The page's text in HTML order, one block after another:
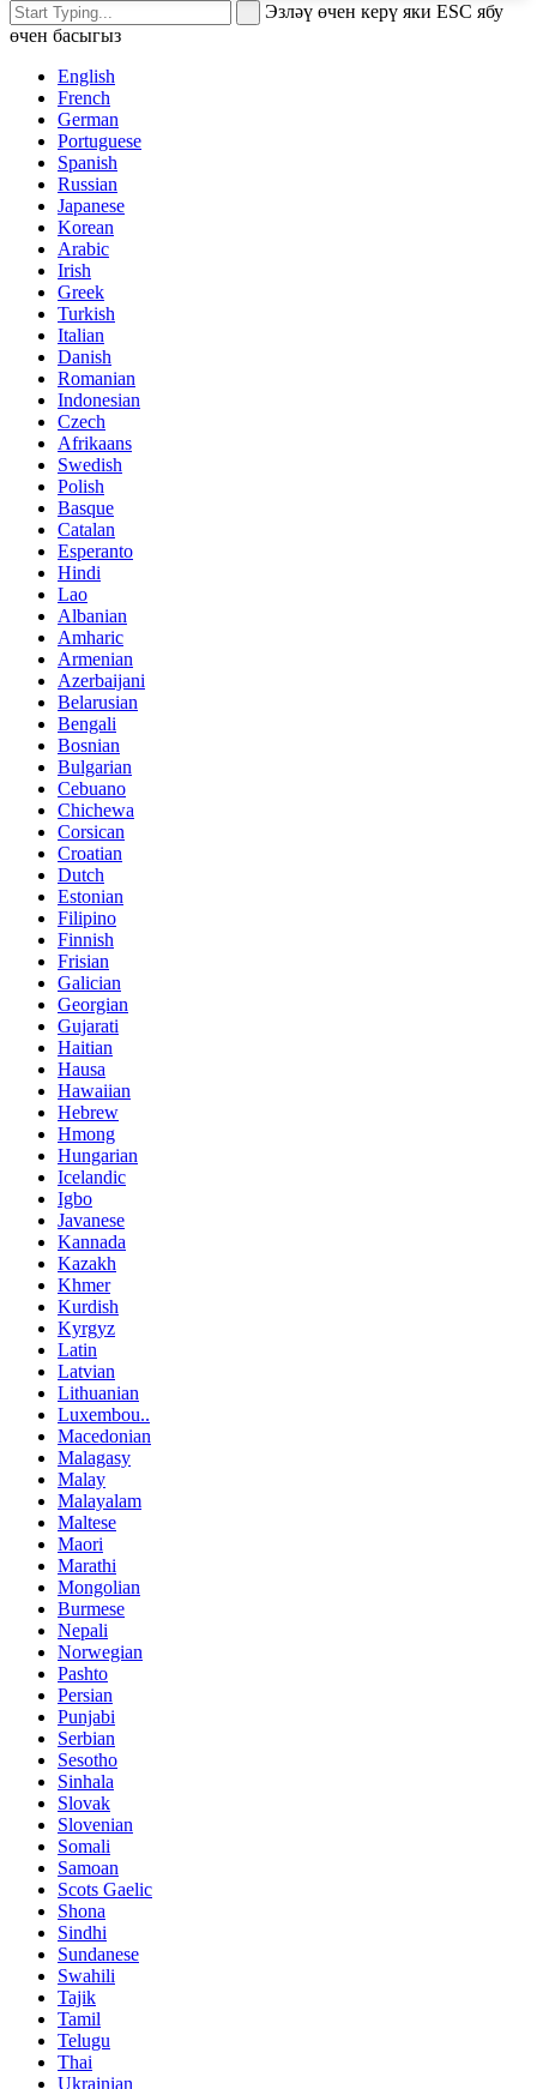
Эзләү өчен керү яки ESC ябу
өчен басыгыз
English
French
German
Portuguese
Spanish
Russian
Japanese
Korean
Arabic
Irish
Greek
Turkish
Italian
Danish
Romanian
Indonesian
Czech
Afrikaans
Swedish
Polish
Basque
Catalan
Esperanto
Hindi
Lao
Albanian
Amharic
Armenian
Azerbaijani
Belarusian
Bengali
Bosnian
Bulgarian
Cebuano
Chichewa
Corsican
Croatian
Dutch
Estonian
Filipino
Finnish
Frisian
Galician
Georgian
Gujarati
Haitian
Hausa
Hawaiian
Hebrew
Hmong
Hungarian
Icelandic
Igbo
Javanese
Kannada
Kazakh
Khmer
Kurdish
Kyrgyz
Latin
Latvian
Lithuanian
Luxembou..
Macedonian
Malagasy
Malay
Malayalam
Maltese
Maori
Marathi
Mongolian
Burmese
Nepali
Norwegian
Pashto
Persian
Punjabi
Serbian
Sesotho
Sinhala
Slovak
Slovenian
Somali
Samoan
Scots Gaelic
Shona
Sindhi
Sundanese
Swahili
Tajik
Tamil
Telugu
Thai
Ukrainian